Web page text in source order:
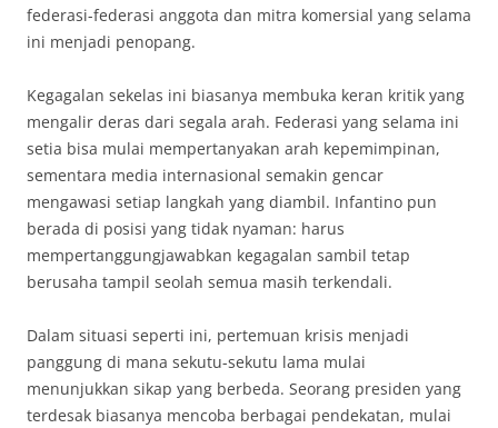
federasi-federasi anggota dan mitra komersial yang selama
ini menjadi penopang.
Kegagalan sekelas ini biasanya membuka keran kritik yang
mengalir deras dari segala arah. Federasi yang selama ini
setia bisa mulai mempertanyakan arah kepemimpinan,
sementara media internasional semakin gencar
mengawasi setiap langkah yang diambil. Infantino pun
berada di posisi yang tidak nyaman: harus
mempertanggungjawabkan kegagalan sambil tetap
berusaha tampil seolah semua masih terkendali.
Dalam situasi seperti ini, pertemuan krisis menjadi
panggung di mana sekutu-sekutu lama mulai
menunjukkan sikap yang berbeda. Seorang presiden yang
terdesak biasanya mencoba berbagai pendekatan, mulai